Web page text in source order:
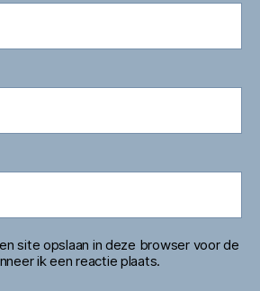
site opslaan in deze browser voor de
ik een reactie plaats.